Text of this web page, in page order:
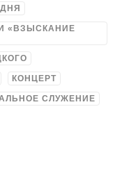
«ВЗЫСКАНИЕ
КОНЦЕРТ
СЛУЖЕНИЕ